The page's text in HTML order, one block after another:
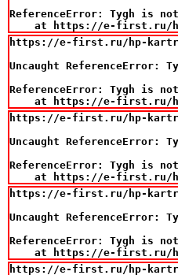
ReferenceError: Tygh is
at https://e-
https://e-first.ru/hp-
Uncaught ReferenceError:
ReferenceError: Tygh is
at https://e-
https://e-first.ru/hp-
Uncaught ReferenceError:
ReferenceError: Tygh is
at https://e-
https://e-first.ru/hp-
Uncaught ReferenceError:
ReferenceError: Tygh is
at https://e-
https://e-first.ru/hp-